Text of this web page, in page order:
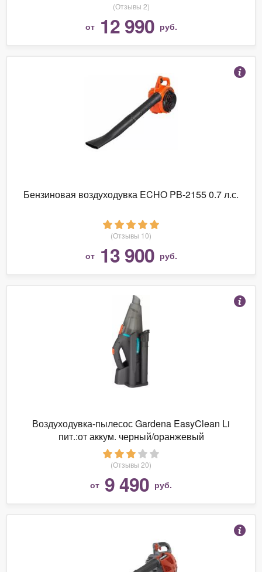
(Отзывы 2)
от 12 990 руб.
Бензиновая воздуходувка ECHO PB-2155 0.7 л.с.
(Отзывы 10)
от 13 900 руб.
Воздуходувка-пылесос Gardena EasyClean Li
пит.:от аккум. черный/оранжевый
(Отзывы 20)
от 9 490 руб.